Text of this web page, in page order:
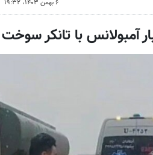
۶ بهمن ۱۴۰۳، ۱۹:۳۲
آمبولانس با تانکر